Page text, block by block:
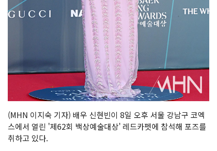
(MHN 이지숙 기자) 배우 신현빈이 8일 오후 서울 강남구 코엑
스에서 열린 '제62회 백상예술대상' 레드카펫에 참석해 포즈를
취하고 있다.